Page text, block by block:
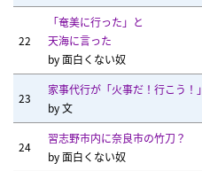
22
「奄美に行った」と
天海に言った
by面白くない奴
23
家事代行が「火事だ！行こう！」
by文
24
習志野市内に奈良市の竹刀？
by面白くない奴